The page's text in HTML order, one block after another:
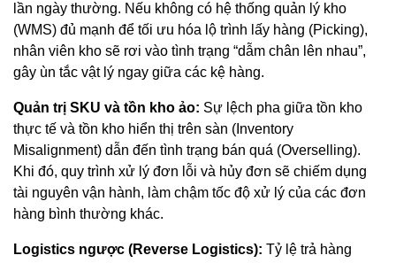
lần ngày thường. Nếu không có hệ thống quản lý kho
(WMS) đủ mạnh để tối ưu hóa lộ trình lấy hàng (Picking),
nhân viên kho sẽ rơi vào tình trạng “dẫm chân lên nhau”,
gây ùn tắc vật lý ngay giữa các kệ hàng.
Quản trị SKU và tồn kho ảo: Sự lệch pha giữa tồn kho
thực tế và tồn kho hiển thị trên sàn (Inventory
Misalignment) dẫn đến tình trạng bán quá (Overselling).
Khi đó, quy trình xử lý đơn lỗi và hủy đơn sẽ chiếm dụng
tài nguyên vận hành, làm chậm tốc độ xử lý của các đơn
hàng bình thường khác.
Logistics ngược (Reverse Logistics): Tỷ lệ trả hàng